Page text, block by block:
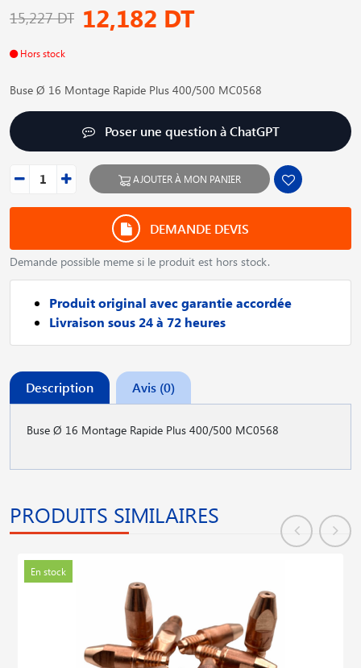
15,227 DT 12,182 DT
Hors stock
Buse Ø 16 Montage Rapide Plus 400/500 MC0568
Poser une question à ChatGPT
AJOUTER À MON PANIER
DEMANDE DEVIS
Demande possible meme si le produit est hors stock.
Produit original avec garantie accordée
Livraison sous 24 à 72 heures
Description Avis (0)
Buse Ø 16 Montage Rapide Plus 400/500 MC0568
PRODUITS SIMILAIRES
En stock